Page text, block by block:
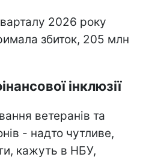
2026 року
збиток, 205 млн
інклюзії
ветеранів та
- надто чутливе,
кажуть в НБУ,